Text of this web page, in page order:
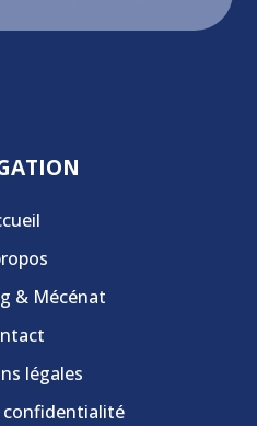
& Mécénat
légales
confidentialité